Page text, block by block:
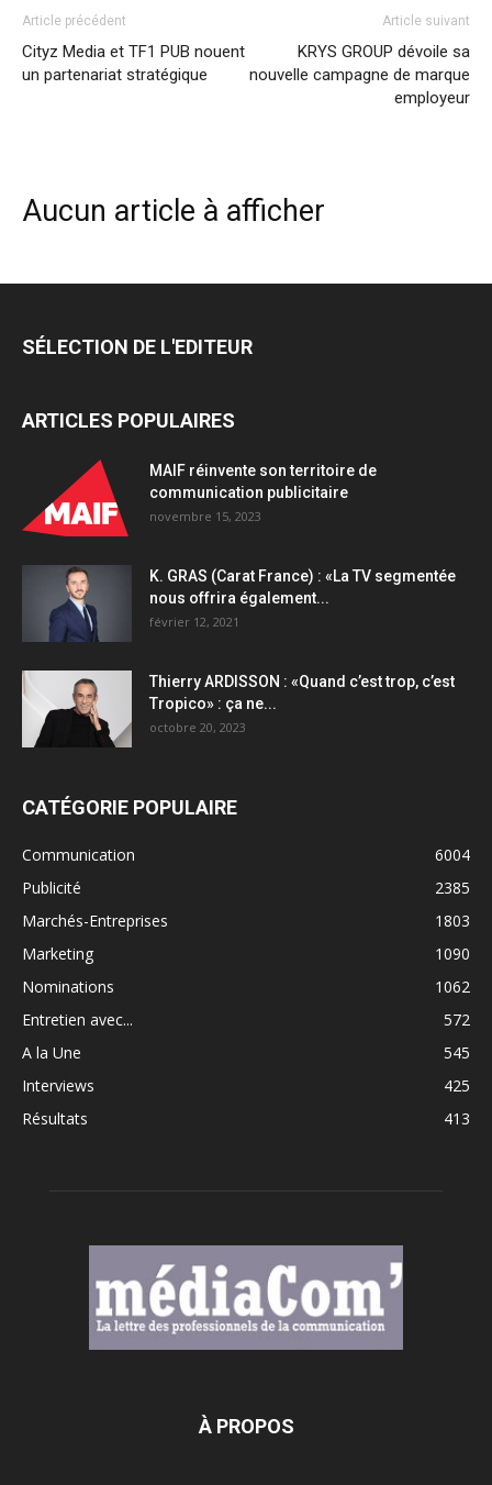
Article précédent
Cityz Media et TF1 PUB nouent
un partenariat stratégique
Article suivant
KRYS GROUP dévoile sa
nouvelle campagne de marque
employeur
Aucun article à afficher
SÉLECTION DE L'EDITEUR
ARTICLES POPULAIRES
MAIF réinvente son territoire de
communication publicitaire
novembre 15, 2023
K. GRAS (Carat France) : «La TV segmentée
nous offrira également...
février 12, 2021
Thierry ARDISSON : «Quand c’est trop, c’est
Tropico» : ça ne...
octobre 20, 2023
CATÉGORIE POPULAIRE
Communication
6004
Publicité
2385
Marchés-Entreprises
1803
Marketing
1090
Nominations
1062
Entretien avec...
572
A la Une
545
Interviews
425
Résultats
413
À PROPOS